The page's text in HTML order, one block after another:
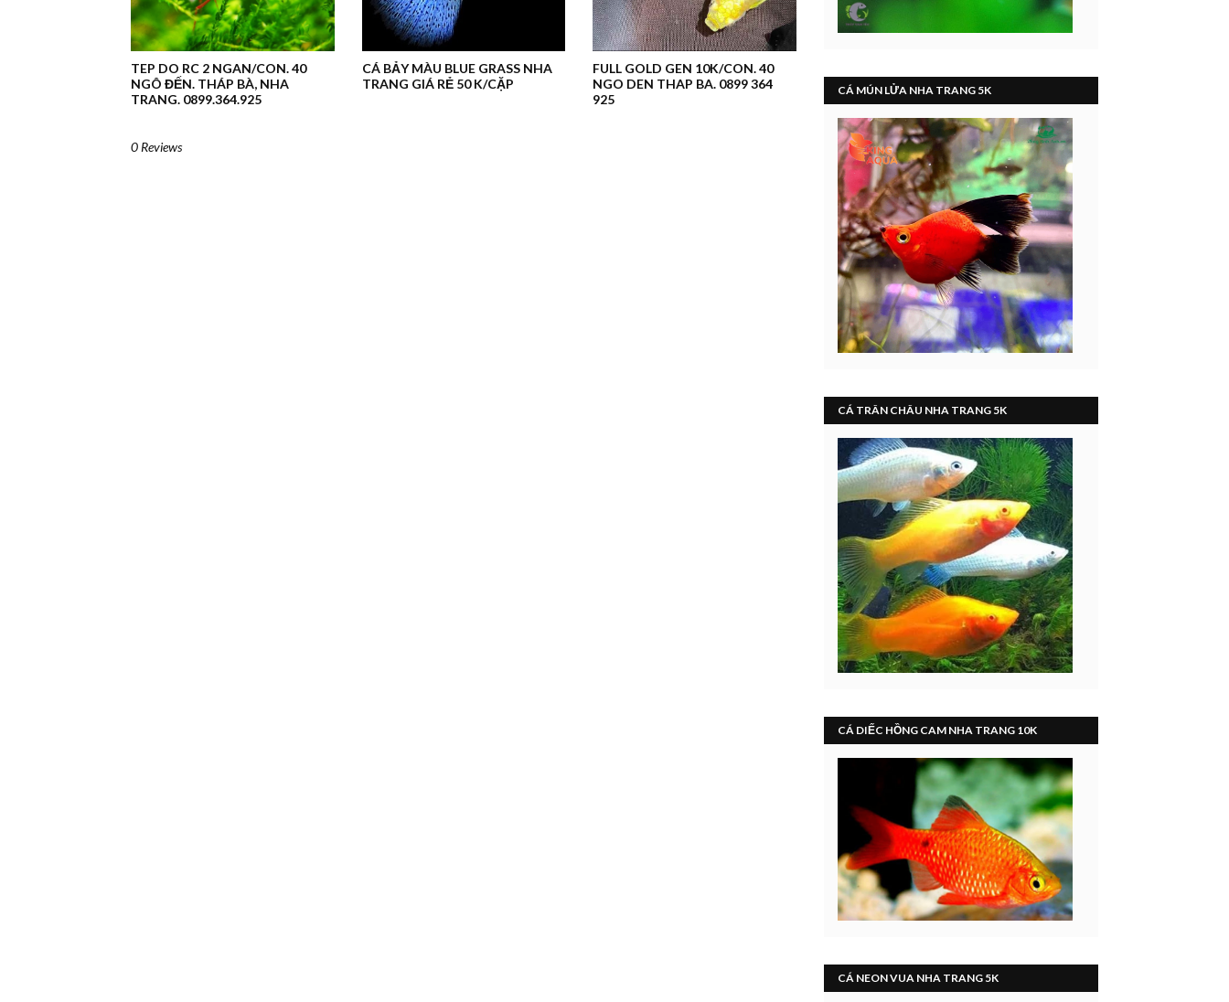
TEP DO RC 2 NGAN/CON. 40
NGÔ ĐẾN. THÁP BÀ, NHA
TRANG. 0899.364.925
CÁ BẢY MÀU BLUE GRASS NHA
TRANG GIÁ RẺ 50 K/CẶP
FULL GOLD GEN 10K/CON. 40
NGO DEN THAP BA. 0899 364
925
0 Reviews
CÁ MÚN LỬA NHA TRANG 5K
CÁ TRÂN CHÂU NHA TRANG 5K
CÁ DIẾC HỒNG CAM NHA TRANG 10K
CÁ NEON VUA NHA TRANG 5K